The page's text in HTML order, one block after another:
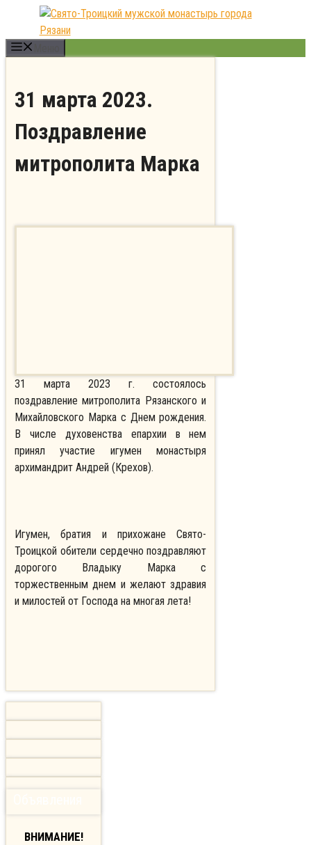
Перейти
содержимому
31 марта 2023.
Поздравление
митрополита Марка
31 марта 2023 г. состоялось
поздравление митрополита Рязанского и
Михайловского Марка с Днем рождения.
В числе духовенства епархии в нем
принял участие игумен монастыря
архимандрит Андрей (Крехов).
Игумен, братия и прихожане Свято-
Троицкой обители сердечно поздравляют
дорогого Владыку Марка с
торжественным днем и желают здравия
и милостей от Господа на многая лета!
ВНИМАНИЕ!